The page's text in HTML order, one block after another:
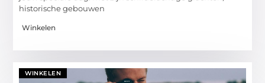
historische gebouwen
Winkelen
WINKELEN